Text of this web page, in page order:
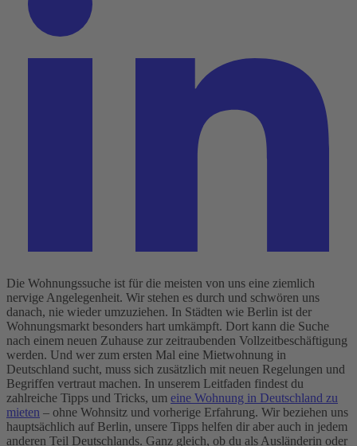
Die Wohnungssuche ist für die meisten von uns eine ziemlich
nervige Angelegenheit. Wir stehen es durch und schwören uns
danach, nie wieder umzuziehen. In Städten wie Berlin ist der
Wohnungsmarkt besonders hart umkämpft. Dort kann die Suche
nach einem neuen Zuhause zur zeitraubenden Vollzeitbeschäftigung
werden. Und wer zum ersten Mal eine Mietwohnung in
Deutschland sucht, muss sich zusätzlich mit neuen Regelungen und
Begriffen vertraut machen. In unserem Leitfaden findest du
zahlreiche Tipps und Tricks, um eine Wohnung in Deutschland zu
mieten – ohne Wohnsitz und vorherige Erfahrung. Wir beziehen uns
hauptsächlich auf Berlin, unsere Tipps helfen dir aber auch in jedem
anderen Teil Deutschlands. Ganz gleich, ob du als Ausländerin oder